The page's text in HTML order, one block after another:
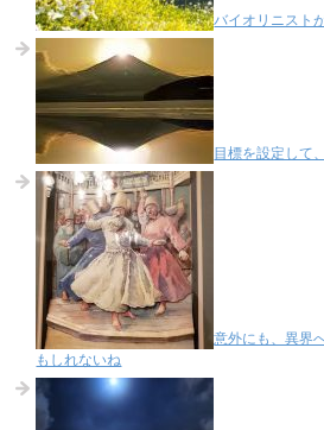
バイオリニスト
目標を設定して
意外にも、異界
もしれないね